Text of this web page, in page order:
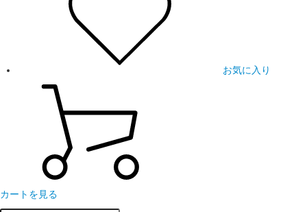
お気に入り
カートを見る